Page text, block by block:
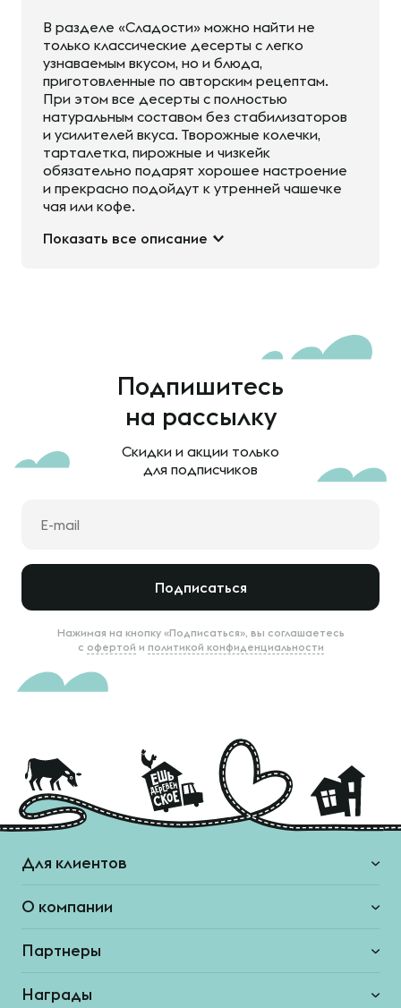
В разделе «Сладости» можно найти не
только классические десерты с легко
узнаваемым вкусом, но и блюда,
приготовленные по авторским рецептам.
При этом все десерты с полностью
натуральным составом без стабилизаторов
и усилителей вкуса. Творожные колечки,
тарталетка, пирожные и чизкейк
обязательно подарят хорошее настроение
и прекрасно подойдут к утренней чашечке
чая или кофе.
Показать все описание
Подпишитесь
на рассылку
Скидки и акции только
для подписчиков
Подписаться
Нажимая на кнопку «Подписаться», вы соглашаетесь
с офертой и политикой конфиденциальности
Для клиентов
О компании
Партнеры
Награды